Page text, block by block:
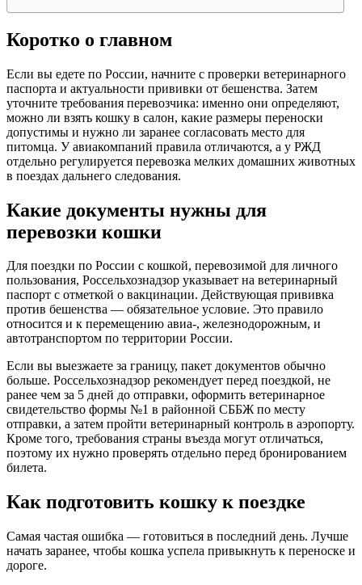
Коротко о главном
Если вы едете по России, начните с проверки ветеринарного
паспорта и актуальности прививки от бешенства. Затем
уточните требования перевозчика: именно они определяют,
можно ли взять кошку в салон, какие размеры переноски
допустимы и нужно ли заранее согласовать место для
питомца. У авиакомпаний правила отличаются, а у РЖД
отдельно регулируется перевозка мелких домашних животных
в поездах дальнего следования.
Какие документы нужны для
перевозки кошки
Для поездки по России с кошкой, перевозимой для личного
пользования, Россельхознадзор указывает на ветеринарный
паспорт с отметкой о вакцинации. Действующая прививка
против бешенства — обязательное условие. Это правило
относится и к перемещению авиа-, железнодорожным, и
автотранспортом по территории России.
Если вы выезжаете за границу, пакет документов обычно
больше. Россельхознадзор рекомендует перед поездкой, не
ранее чем за 5 дней до отправки, оформить ветеринарное
свидетельство формы №1 в районной СББЖ по месту
отправки, а затем пройти ветеринарный контроль в аэропорту.
Кроме того, требования страны въезда могут отличаться,
поэтому их нужно проверять отдельно перед бронированием
билета.
Как подготовить кошку к поездке
Самая частая ошибка — готовиться в последний день. Лучше
начать заранее, чтобы кошка успела привыкнуть к переноске и
дороге.